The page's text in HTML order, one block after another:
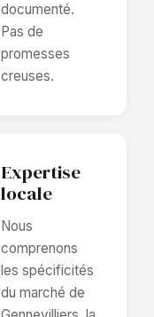
documenté.
Pas de
promesses
creuses.
Expertise
locale
Nous
comprenons
les spécificités
du marché de